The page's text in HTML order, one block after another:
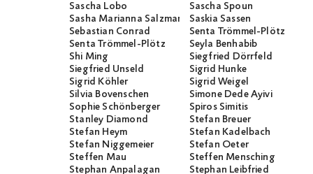
Sascha Lobo
Sascha Spoun
Sasha Marianna Salzmann Saskia Sassen
Sebastian Conrad
Senta Trömmel-Plötz
Senta Trömmel-Plötz
Seyla Benhabib
Shi Ming
Siegfried Dörrfeld
Siegfried Unseld
Sigrid Hunke
Sigrid Köhler
Sigrid Weigel
Silvia Bovenschen
Simone Dede Ayivi
Sophie Schönberger
Spiros Simitis
Stanley Diamond
Stefan Breuer
Stefan Heym
Stefan Kadelbach
Stefan Niggemeier
Stefan Oeter
Steffen Mau
Steffen Mensching
Stephan Anpalagan
Stephan Leibfried